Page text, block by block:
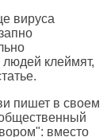
вируса
людей клеймят,
пишет в своем
вместо